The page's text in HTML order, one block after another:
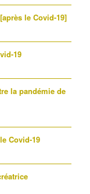
le Covid-19]
19
la pandémie de
Covid-19